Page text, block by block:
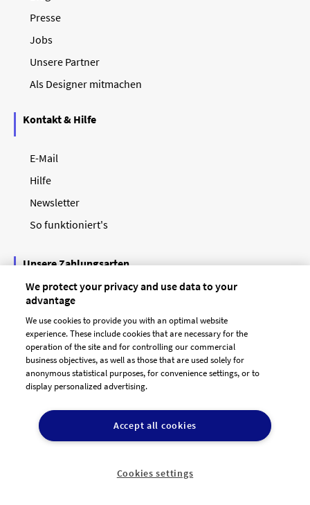
Presse
Jobs
Unsere Partner
Als Designer mitmachen
Kontakt & Hilfe
E-Mail
Hilfe
Newsletter
So funktioniert's
Unsere Zahlungsarten
AGB Dienstleister
Datenschutz
Impressum
We protect your privacy and use data to your
advantage
We use cookies to provide you with an optimal website
experience. These include cookies that are necessary for the
operation of the site and for controlling our commercial
business objectives, as well as those that are used solely for
anonymous statistical purposes, for convenience settings, or to
display personalized advertising.
Accept all cookies
Cookies settings